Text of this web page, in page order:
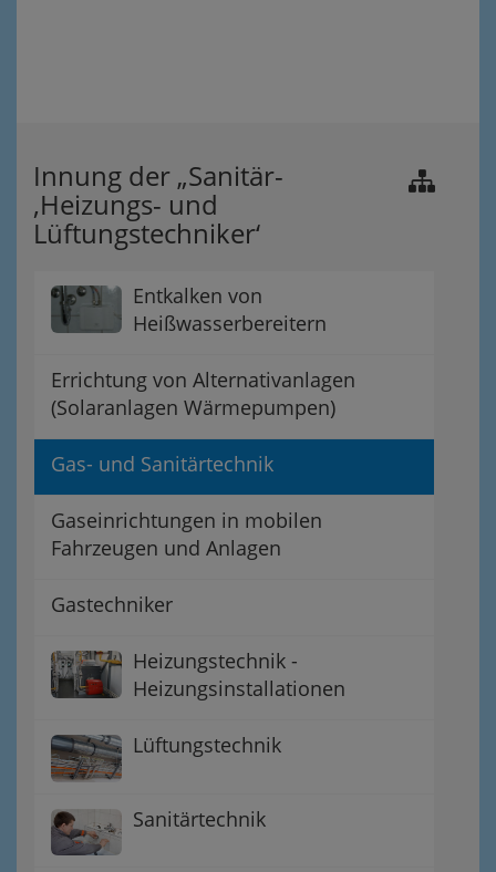
Innung der „Sanitär-
,Heizungs- und
Lüftungstechniker‘
Entkalken von
Heißwasserbereitern
Errichtung von Alternativanlagen
(Solaranlagen Wärmepumpen)
Gas- und Sanitärtechnik
Gaseinrichtungen in mobilen
Fahrzeugen und Anlagen
Gastechniker
Heizungstechnik -
Heizungsinstallationen
Lüftungstechnik
Sanitärtechnik